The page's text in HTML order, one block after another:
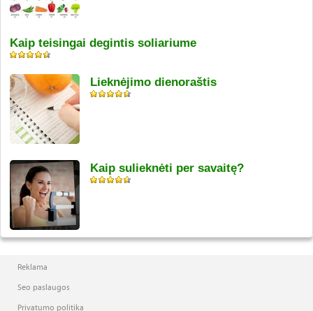
Kaip teisingai degintis soliariume
Lieknėjimo dienoraštis
Kaip sulieknėti per savaitę?
Reklama
Seo paslaugos
Privatumo politika